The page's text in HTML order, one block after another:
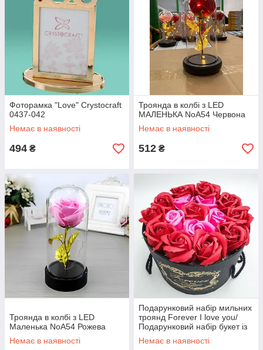
Фоторамка "Love" Crystocraft
0437-042
Немає в наявності
494 ₴
Троянда в колбі з LED
МАЛЕНЬКА NoA54 Червона
Немає в наявності
512 ₴
Троянда в колбі з LED
Маленька NoA54 Рожева
Немає в наявності
Подарунковий набір мильних
троянд Forever I love you/
Подарунковий набір букет із
мила в капелюшній коробці
Червоний
Немає в наявності